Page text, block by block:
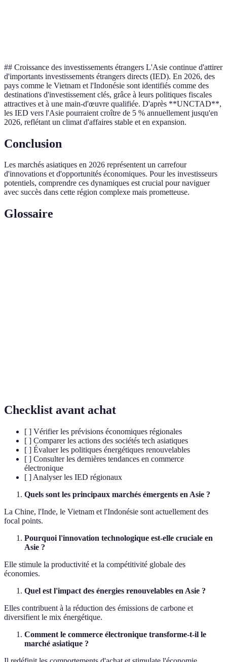
## Croissance des investissements étrangers L'Asie continue d'attirer
d'importants investissements étrangers directs (IED). En 2026, des
pays comme le Vietnam et l'Indonésie sont identifiés comme des
destinations d'investissement clés, grâce à leurs politiques fiscales
attractives et à une main-d'œuvre qualifiée. D'après **UNCTAD**,
les IED vers l'Asie pourraient croître de 5 % annuellement jusqu'en
2026, reflétant un climat d'affaires stable et en expansion.
Conclusion
Les marchés asiatiques en 2026 représentent un carrefour
d'innovations et d'opportunités économiques. Pour les investisseurs
potentiels, comprendre ces dynamiques est crucial pour naviguer
avec succès dans cette région complexe mais prometteuse.
Glossaire
Checklist avant achat
[ ] Vérifier les prévisions économiques régionales
[ ] Comparer les actions des sociétés tech asiatiques
[ ] Évaluer les politiques énergétiques renouvelables
[ ] Consulter les dernières tendances en commerce
électronique
[ ] Analyser les IED régionaux
Quels sont les principaux marchés émergents en Asie ?
La Chine, l'Inde, le Vietnam et l'Indonésie sont actuellement des
focal points.
Pourquoi l'innovation technologique est-elle cruciale en
Asie ?
Elle stimule la productivité et la compétitivité globale des
économies.
Quel est l'impact des énergies renouvelables en Asie ?
Elles contribuent à la réduction des émissions de carbone et
diversifient le mix énergétique.
Comment le commerce électronique transforme-t-il le
marché asiatique ?